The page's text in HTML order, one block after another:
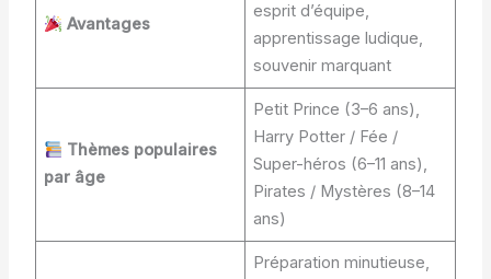
Avantages
esprit d’équipe,
apprentissage ludique,
souvenir marquant
Thèmes populaires
par âge
Petit Prince (3–6 ans),
Harry Potter / Fée /
Super-héros (6–11 ans),
Pirates / Mystères (8–14
ans)
Préparation minutieuse,